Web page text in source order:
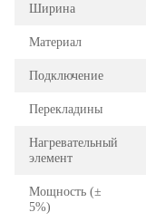
Ширина
Материал
Подключение
Перекладины
Нагревательный
элемент
Мощность (±
5%)